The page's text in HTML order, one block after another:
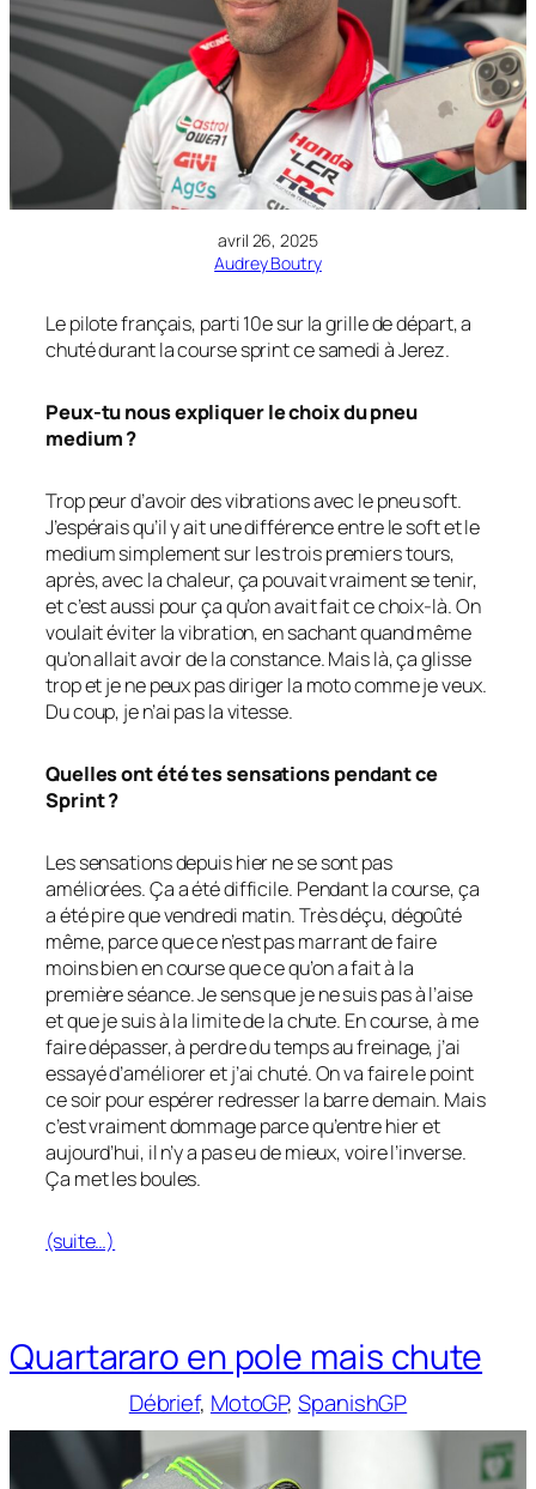
avril 26, 2025
Audrey Boutry
Le pilote français, parti 10e sur la grille de départ, a
chuté durant la course sprint ce samedi à Jerez.
Peux-tu nous expliquer le choix du pneu
medium ?
Trop peur d’avoir des vibrations avec le pneu soft.
J’espérais qu’il y ait une différence entre le soft et le
medium simplement sur les trois premiers tours,
après, avec la chaleur, ça pouvait vraiment se tenir,
et c’est aussi pour ça qu’on avait fait ce choix-là. On
voulait éviter la vibration, en sachant quand même
qu’on allait avoir de la constance. Mais là, ça glisse
trop et je ne peux pas diriger la moto comme je veux.
Du coup, je n’ai pas la vitesse.
Quelles ont été tes sensations pendant ce
Sprint ?
Les sensations depuis hier ne se sont pas
améliorées. Ça a été difficile. Pendant la course, ça
a été pire que vendredi matin. Très déçu, dégoûté
même, parce que ce n’est pas marrant de faire
moins bien en course que ce qu’on a fait à la
première séance. Je sens que je ne suis pas à l’aise
et que je suis à la limite de la chute. En course, à me
faire dépasser, à perdre du temps au freinage, j’ai
essayé d’améliorer et j’ai chuté. On va faire le point
ce soir pour espérer redresser la barre demain. Mais
c’est vraiment dommage parce qu’entre hier et
aujourd’hui, il n’y a pas eu de mieux, voire l’inverse.
Ça met les boules.
(suite…)
Quartararo en pole mais chute
Débrief, MotoGP, SpanishGP